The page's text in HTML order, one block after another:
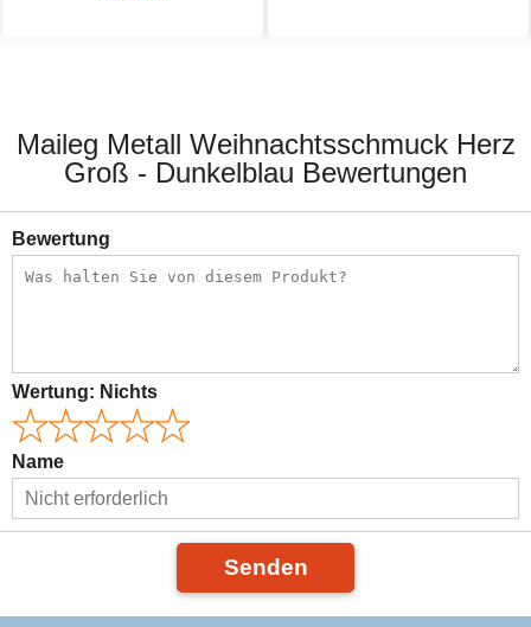
Maileg Metall Weihnachtsschmuck Herz
Groß - Dunkelblau Bewertungen
Bewertung
Wertung: Nichts
Name
Senden